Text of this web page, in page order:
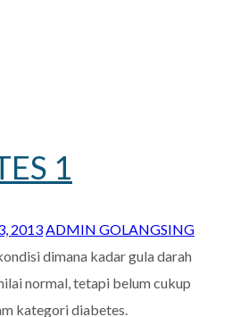
1
2013 ADMIN GOLANGSING
dimana kadar gula darah
normal, tetapi belum cukup
kategori diabetes.